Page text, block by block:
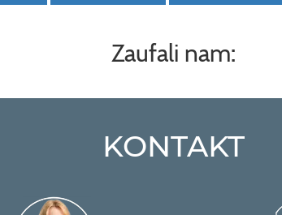
Zaufali nam:
KONTAKT